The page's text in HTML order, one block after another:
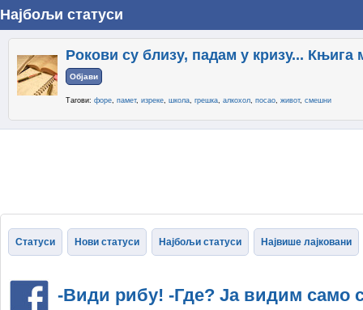
Најбољи статуси
Рокови су близу, падам у кризу... Књига
Објави
Тагови: форе, памет, изреке, школа, грешка, алкохол, посао, живот, смешни
Статуси Нови статуси Најбољи статуси Највише лајковани
-Види рибу! -Где? Ја видим само